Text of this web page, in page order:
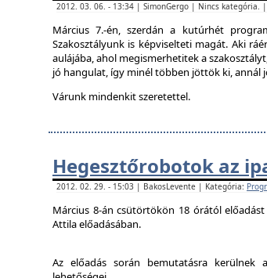
2012. 03. 06. - 13:34 | SimonGergo | Nincs kategória. |
Március 7.-én, szerdán a kutúrhét
Szakosztályunk is képviselteti magát. Aki
aulájába, ahol megismerhetitek a
jó hangulat, így minél többen jöttök ki, annál
Várunk mindenkit szeretettel.
Hegesztőrobotok az
2012. 02. 29. - 15:03 | BakosLevente | Kategória:
Március 8-án csütörtökön 18 órától
Attila előadásában.
Az előadás során bemutatásra kerülnek